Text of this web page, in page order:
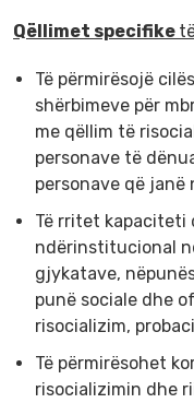
Qëllimet specifike
Të përmirësojë
shërbimeve për
me qëllim të
personave të
personave që janë
Të rritet kapaciteti
ndërinstitucional
gjykatave,
punë sociale dhe
risocializim,
Të përmirësohet
risocializimin dhe